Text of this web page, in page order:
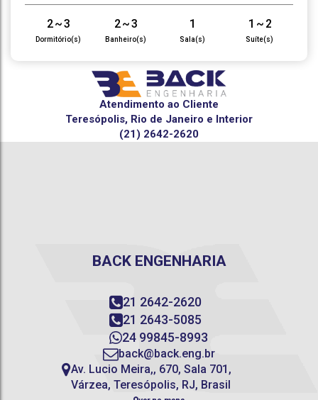
2 ~ 3
Dormitório(s)
2 ~ 3
Banheiro(s)
1
Sala(s)
1 ~ 2
Suíte(s)
Útil:
220.00
Atendimento ao Cliente
Teresópolis, Rio de Janeiro e Interior
(21) 2642-2620
BACK ENGENHARIA
21 2642-2620
21 2643-5085
24 99845-8993
back@back.eng.br
Av. Lucio Meira,, 670, Sala 701 ,
Várzea, Teresópolis, RJ, Brasil